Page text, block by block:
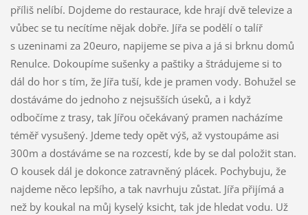
příliš nelíbí. Dojdeme do restaurace, kde hrají dvě televize a
vůbec se tu necítíme nějak dobře. Jířa se podělí o talíř
s uzeninami za 20euro, napijeme se piva a já si brknu domů
Renulce. Dokoupíme sušenky a paštiky a štrádujeme si to
dál do hor s tím, že Jířa tuší, kde je pramen vody. Bohužel se
dostáváme do jednoho z nejsušších úseků, a i když
odbočíme z trasy, tak Jířou očekávaný pramen nacházíme
téměř vysušený. Jdeme tedy opět výš, až vystoupáme asi
300m a dostáváme se na rozcestí, kde by se dal položit stan.
O kousek dál je dokonce zatravněný plácek. Pochybuju, že
najdeme něco lepšího, a tak navrhuju zůstat. Jířa přijímá a
než by koukal na můj kyselý ksicht, tak jde hledat vodu. Už